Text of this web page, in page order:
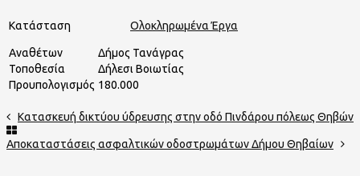
Κατάσταση Ολοκληρωμένα Έργα
Αναθέτων
Δήμος Τανάγρας
Τοποθεσία
Δήλεσι Βοιωτίας
Προυπολογισμός 180.000
Κατασκευή δικτύου ύδρευσης στην οδό Πινδάρου πόλεως Θηβών
Αποκαταστάσεις ασφαλτικών οδοστρωμάτων Δήμου Θηβαίων